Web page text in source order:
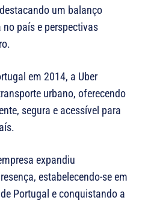
um balanço
país e perspectivas
em 2014, a Uber
urbano, oferecendo
segura e acessível para
expandiu
estabelecendo-se em
Portugal e conquistando a